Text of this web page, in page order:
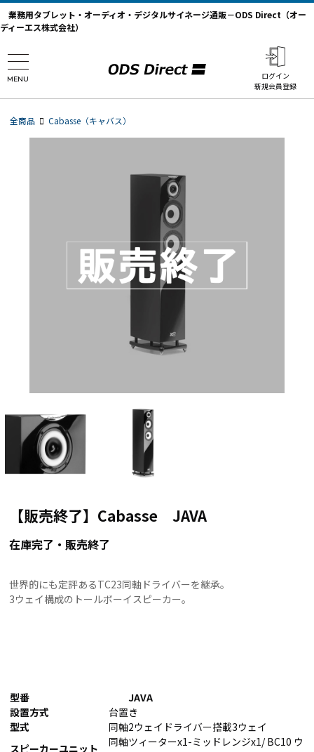
業務用タブレット・オーディオ・デジタルサイネージ通販－ODS Direct（オー
ディーエス株式会社）
MENU
ログイン
新規会員登録
全商品 Cabasse（キャバス）
【販売終了】Cabasse JAVA
在庫完了・販売終了
世界的にも定評あるTC23同軸ドライバーを継承。
3ウェイ構成のトールボーイスピーカー。
型番
JAVA
設置方式
台置き
型式
同軸2ウェイドライバー搭載3ウェイ
スピーカーユニット
同軸ツィーターx1-ミッドレンジx1/ BC10 ウ